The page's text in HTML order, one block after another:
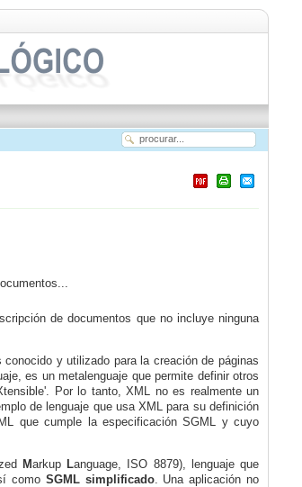
de documentos que no incluye ninguna
conocido y utilizado para la creación de páginas
es un metalenguaje que permite definir otros
Por lo tanto, XML no es realmente un
de lenguaje que usa XML para su definición
que cumple la especificación SGML y cuyo
MarkupLanguage, ISO 8879), lenguaje que
como SGML simplificado. Una aplicación no